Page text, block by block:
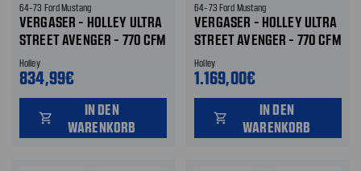
64-73 Ford Mustang
VERGASER - HOLLEY ULTRA
STREET AVENGER - 770 CFM
- ALUMINIUM -
ELEKTRISCHER CHOKE -
POLIERT/BLAU
Holley
834,99€
shopping_cart
IN DEN
WARENKORB
64-73 Ford Mustang
VERGASER - HOLLEY ULTRA
STREET AVENGER - 770 CFM
- ALUMINIUM -
ELEKTRISCHER CHOKE -
POLIERT/SCHWARZ
Holley
1.169,00€
shopping_cart
IN DEN
WARENKORB